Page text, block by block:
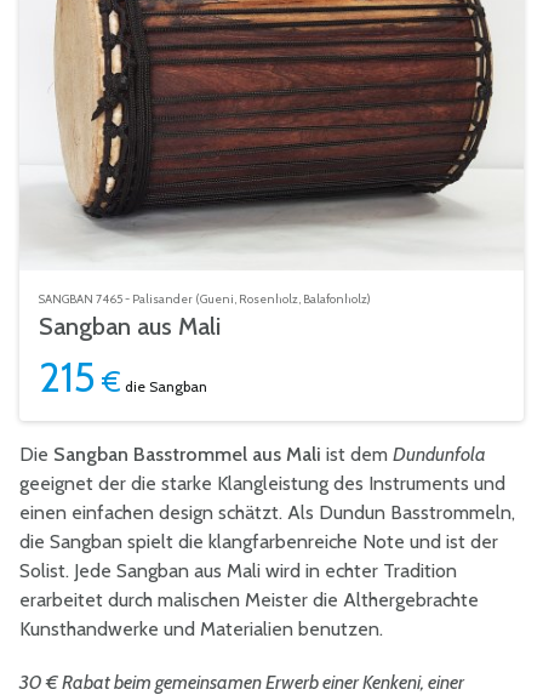
SANGBAN 7465 - Palisander (Gueni, Rosenholz, Balafonholz)
Sangban aus Mali
215 € die Sangban
Die Sangban Basstrommel aus Mali ist dem Dundunfola
geeignet der die starke Klangleistung des Instruments und
einen einfachen design schätzt. Als Dundun Basstrommeln,
die Sangban spielt die klangfarbenreiche Note und ist der
Solist. Jede Sangban aus Mali wird in echter Tradition
erarbeitet durch malischen Meister die Althergebrachte
Kunsthandwerke und Materialien benutzen.
30 € Rabat beim gemeinsamen Erwerb einer Kenkeni, einer